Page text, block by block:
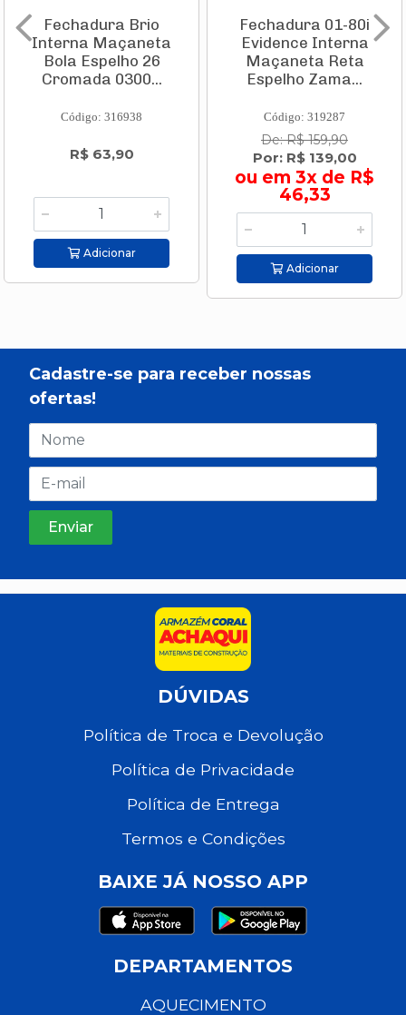
Fechadura Brio
Interna Maçaneta
Bola Espelho 26
Cromada 0300...
Código: 316938
R$ 63,90
Adicionar
Fechadura 01-80i
Evidence Interna
Maçaneta Reta
Espelho Zama...
Código: 319287
De: R$ 159,90
Por: R$ 139,00
ou em 3x de R$
46,33
Adicionar
Cadastre-se para receber nossas
ofertas!
DÚVIDAS
Política de Troca e Devolução
Política de Privacidade
Política de Entrega
Termos e Condições
BAIXE JÁ NOSSO APP
DEPARTAMENTOS
AQUECIMENTO